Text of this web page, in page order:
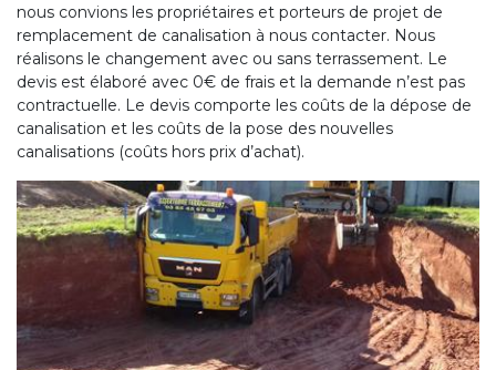
nous convions les propriétaires et porteurs de projet de
remplacement de canalisation à nous contacter. Nous
réalisons le changement avec ou sans terrassement. Le
devis est élaboré avec 0€ de frais et la demande n’est pas
contractuelle. Le devis comporte les coûts de la dépose de
canalisation et les coûts de la pose des nouvelles
canalisations (coûts hors prix d’achat).